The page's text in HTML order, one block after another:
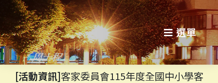
轉
至
主
選單
[活動資訊]客家委員會115年度全國中小學客